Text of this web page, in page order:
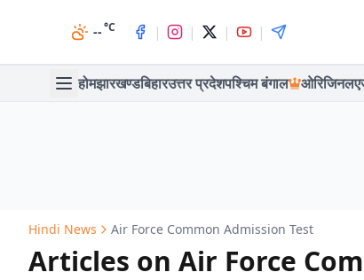
--°C | | | |
होमझारखण्डबिहारउत्तर प्रदेशपश्चिम बंगाल ओरिजिनल
Hindi News Air Force Common Admission Test
Articles on Air Force